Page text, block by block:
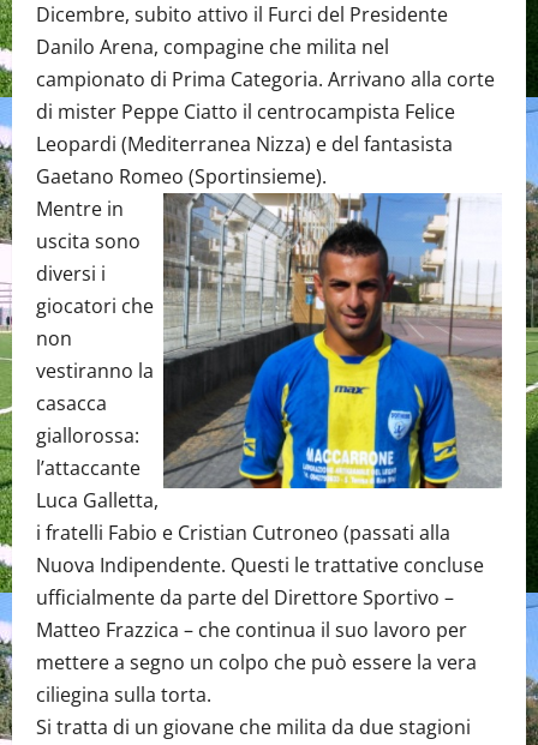
Dicembre, subito attivo il Furci del Presidente
Danilo Arena, compagine che milita nel
campionato di Prima Categoria. Arrivano alla corte
di mister Peppe Ciatto il centrocampista Felice
Leopardi (Mediterranea Nizza) e del fantasista
Gaetano Romeo (Sportinsieme).
Mentre in
uscita sono
diversi i
giocatori che
non
vestiranno la
casacca
giallorossa:
l’attaccante
Luca Galletta,
i fratelli Fabio e Cristian Cutroneo (passati alla
Nuova Indipendente. Questi le trattative concluse
ufficialmente da parte del Direttore Sportivo –
Matteo Frazzica – che continua il suo lavoro per
mettere a segno un colpo che può essere la vera
ciliegina sulla torta.
Si tratta di un giovane che milita da due stagioni